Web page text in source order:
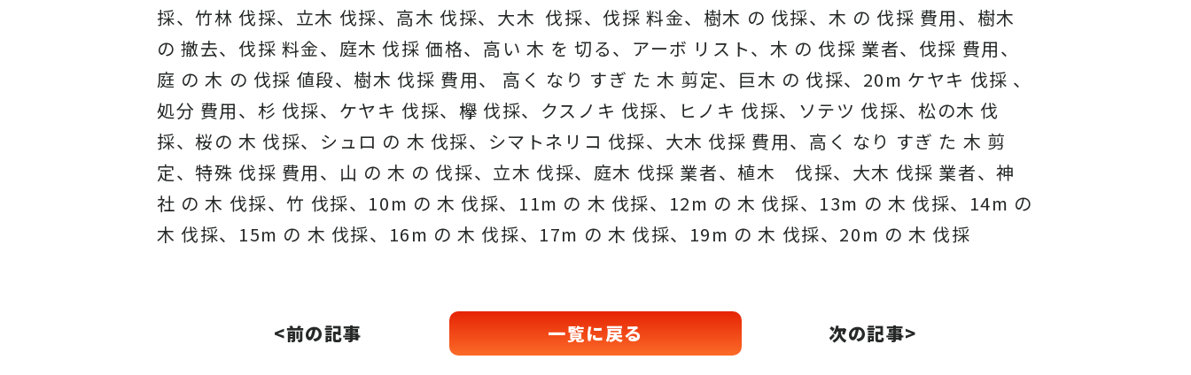
採、竹林 伐採、立木 伐採、高木 伐採、大木 伐採、伐採 料金、樹木 の 伐採、木 の 伐採 費用、樹木
の 撤去、伐採 料金、庭木 伐採 価格、高い 木 を 切る、アーボ リスト、木 の 伐採 業者、伐採 費用、
庭 の 木 の 伐採 値段、樹木 伐採 費用、 高く なり すぎ た 木 剪定、巨木 の 伐採、20m ケヤキ 伐採 、
処分 費用、杉 伐採、ケヤキ 伐採、欅 伐採、クスノキ 伐採、ヒノキ 伐採、ソテツ 伐採、松の木 伐
採、桜の 木 伐採、シュロ の 木 伐採、シマトネリコ 伐採、大木 伐採 費用、高く なり すぎ た 木 剪
定、特殊 伐採 費用、山 の 木 の 伐採、立木 伐採、庭木 伐採 業者、植木 伐採、大木 伐採 業者、神
社 の 木 伐採、竹 伐採、10m の 木 伐採、11m の 木 伐採、12m の 木 伐採、13m の 木 伐採、14m の
木 伐採、15m の 木 伐採、16m の 木 伐採、17m の 木 伐採、19m の 木 伐採、20m の 木 伐採
<前の記事 一覧に戻る 次の記事>